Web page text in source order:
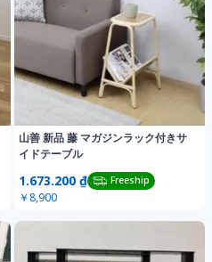
山善 新品 藤 マガジンラック付きサ
イドテーブル
1.673.200 ₫ Freeship
￥8,900